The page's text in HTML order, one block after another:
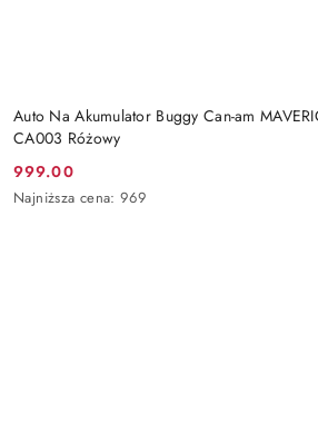
Auto Na Akumulator Buggy Can-am
CA003 Różowy
Cena
promocyjna:
999.00
Najniższa
Najniższa cena: 969